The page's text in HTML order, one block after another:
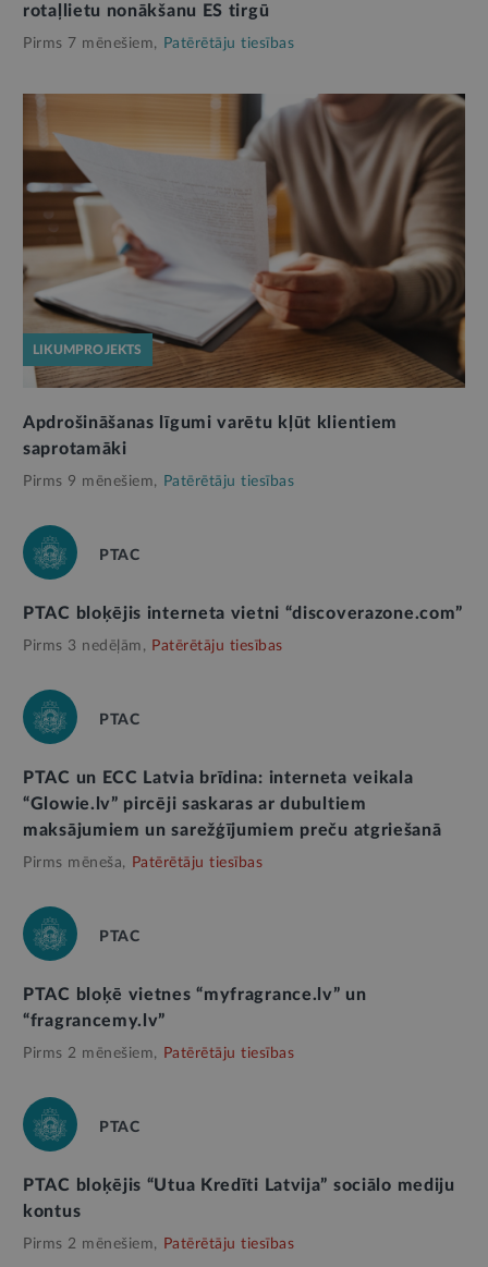
rotaļlietu nonākšanu ES tirgū
Pirms 7 mēnešiem, Patērētāju tiesības
LIKUMPROJEKTS
Apdrošināšanas līgumi varētu kļūt klientiem
saprotamāki
Pirms 9 mēnešiem, Patērētāju tiesības
PTAC
PTAC bloķējis interneta vietni “discoverazone.com”
Pirms 3 nedēļām, Patērētāju tiesības
PTAC
PTAC un ECC Latvia brīdina: interneta veikala
“Glowie.lv” pircēji saskaras ar dubultiem
maksājumiem un sarežģījumiem preču atgriešanā
Pirms mēneša, Patērētāju tiesības
PTAC
PTAC bloķē vietnes “myfragrance.lv” un
“fragrancemy.lv”
Pirms 2 mēnešiem, Patērētāju tiesības
PTAC
PTAC bloķējis “Utua Kredīti Latvija” sociālo mediju
kontus
Pirms 2 mēnešiem, Patērētāju tiesības